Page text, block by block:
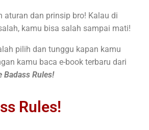
aturan dan prinsip bro! Kalau di
kamu bisa salah sampai mati!
pilih dan tunggu kapan kamu
kamu baca e-book terbaru dari
Badass Rules!
Rules!